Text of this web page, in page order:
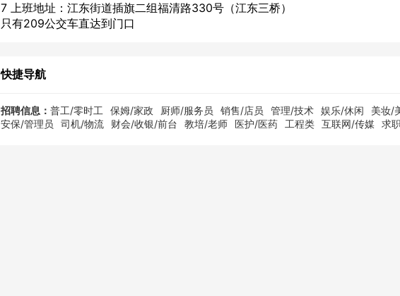
7 上班地址：江东街道插旗二组福清路330号（江东三桥）
只有209公交车直达到门口
快捷导航
招聘信息： 普工/零时工 保姆/家政 厨师/服务员 销售/店员 管理/技术 娱乐/休闲
美妆/
安保/管理员
司机/物流 财会/收银/前台 教培/老师 医护/医药 工程类 互联网/传媒 求职